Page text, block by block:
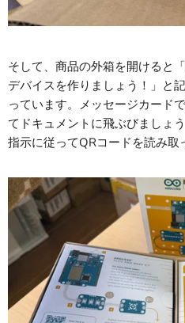
そして、商品の外箱を開けると
デバイスを作りましょう！」と
っています。メッセージカード
てドキュメントに飛ぶびましょ
指示に従ってQRコードを読み取